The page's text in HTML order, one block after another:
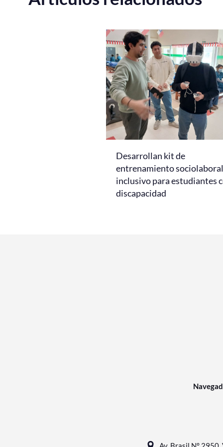
Desarrollan kit de
entrenamiento sociolaboral
inclusivo para estudiantes
discapacidad